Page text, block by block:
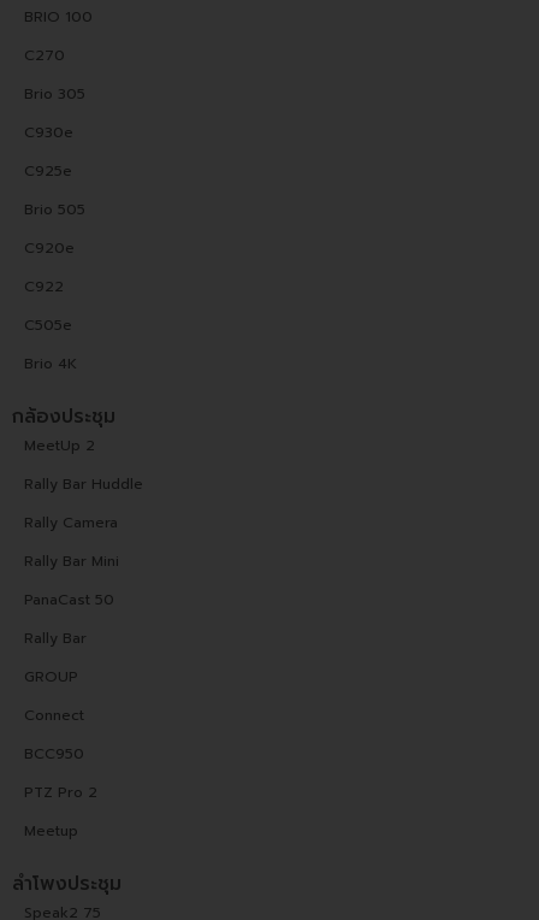
BRIO 100
C270
Brio 305
C930e
C925e
Brio 505
C920e
C922
C505e
Brio 4K
กล้องประชุม
MeetUp 2
Rally Bar Huddle
Rally Camera
Rally Bar Mini
PanaCast 50
Rally Bar
GROUP
Connect
BCC950
PTZ Pro 2
Meetup
ลำโพงประชุม
Speak2 75